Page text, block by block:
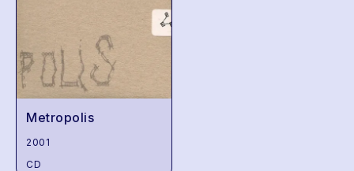
Metropolis
2001
CD